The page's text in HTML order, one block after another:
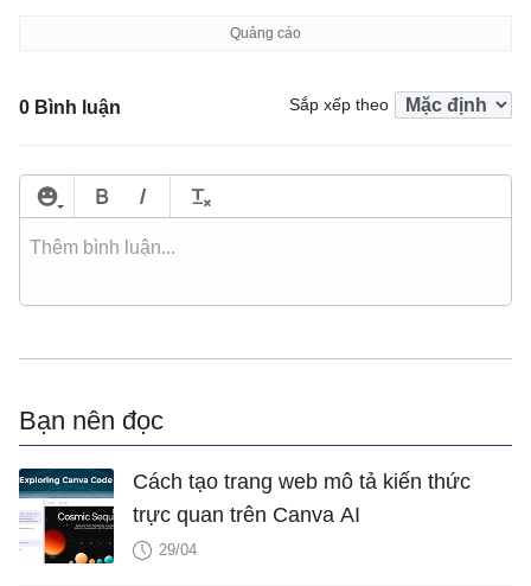
0 Bình luận Sắp xếp theo
Bạn nên đọc
Cách tạo trang web mô tả kiến thức
trực quan trên Canva AI
29/04